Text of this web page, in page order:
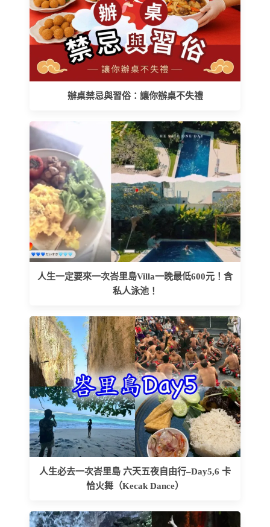
辦桌禁忌與習俗：讓你辦桌不失禮
人生一定要來一次峇里島Villa一晚最低600元！含
私人泳池！
人生必去一次峇里島 六天五夜自由行–Day5,6 卡
恰火舞（Kecak Dance）